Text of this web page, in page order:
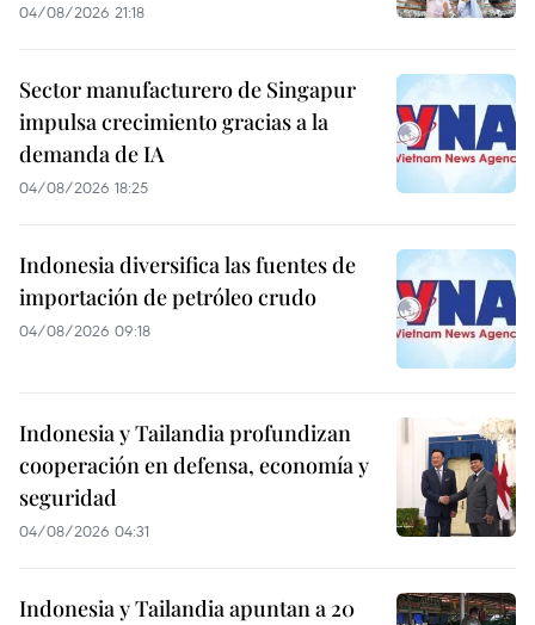
04/08/2026 21:18
Sector manufacturero de Singapur
impulsa crecimiento gracias a la
demanda de IA
04/08/2026 18:25
Indonesia diversifica las fuentes de
importación de petróleo crudo
04/08/2026 09:18
Indonesia y Tailandia profundizan
cooperación en defensa, economía y
seguridad
04/08/2026 04:31
Indonesia y Tailandia apuntan a 20